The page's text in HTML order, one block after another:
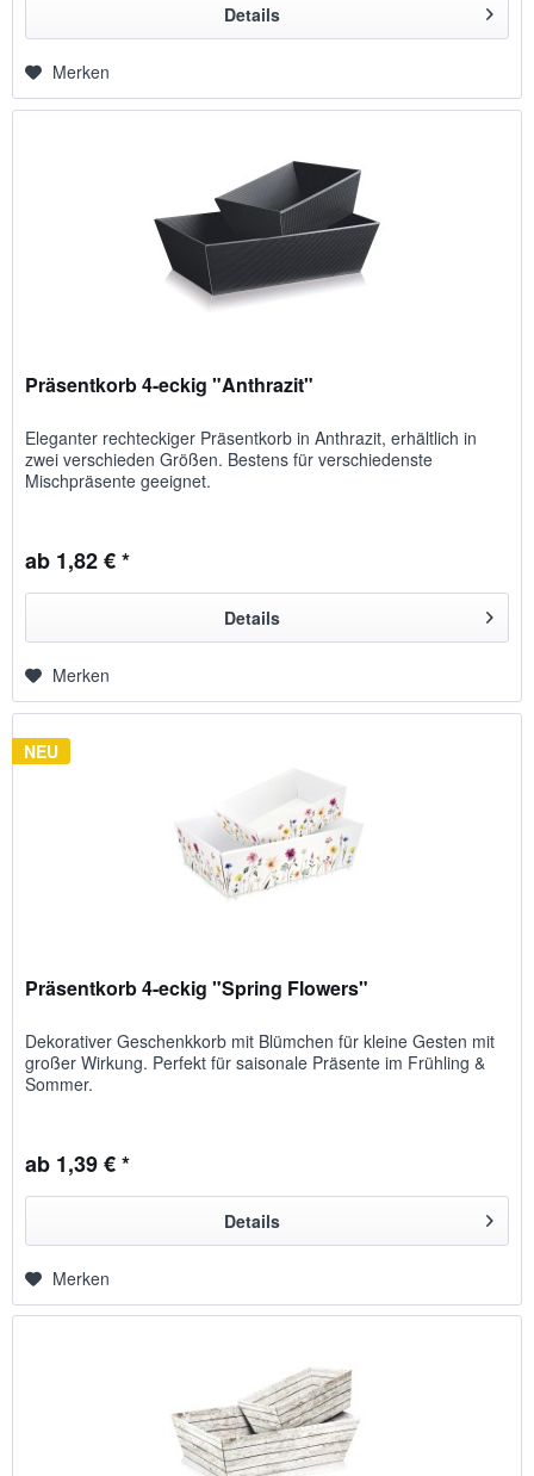
Details
Merken
Präsentkorb 4-eckig "Anthrazit"
Eleganter rechteckiger Präsentkorb in Anthrazit, erhältlich in
zwei verschieden Größen. Bestens für verschiedenste
Mischpräsente geeignet.
ab 1,82 € *
Details
Merken
NEU
Präsentkorb 4-eckig "Spring Flowers"
Dekorativer Geschenkkorb mit Blümchen für kleine Gesten mit
großer Wirkung. Perfekt für saisonale Präsente im Frühling &
Sommer.
ab 1,39 € *
Details
Merken